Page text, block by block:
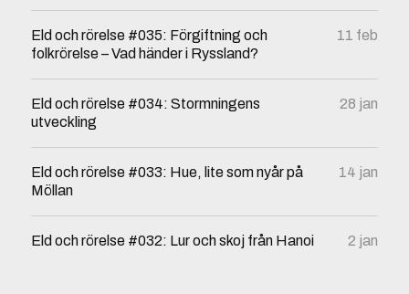
Eld och rörelse #035: Förgiftning och
folkrörelse – Vad händer i Ryssland?
11 feb
Eld och rörelse #034: Stormningens
utveckling
28 jan
Eld och rörelse #033: Hue, lite som nyår på
Möllan
14 jan
Eld och rörelse #032: Lur och skoj från Hanoi 2 jan